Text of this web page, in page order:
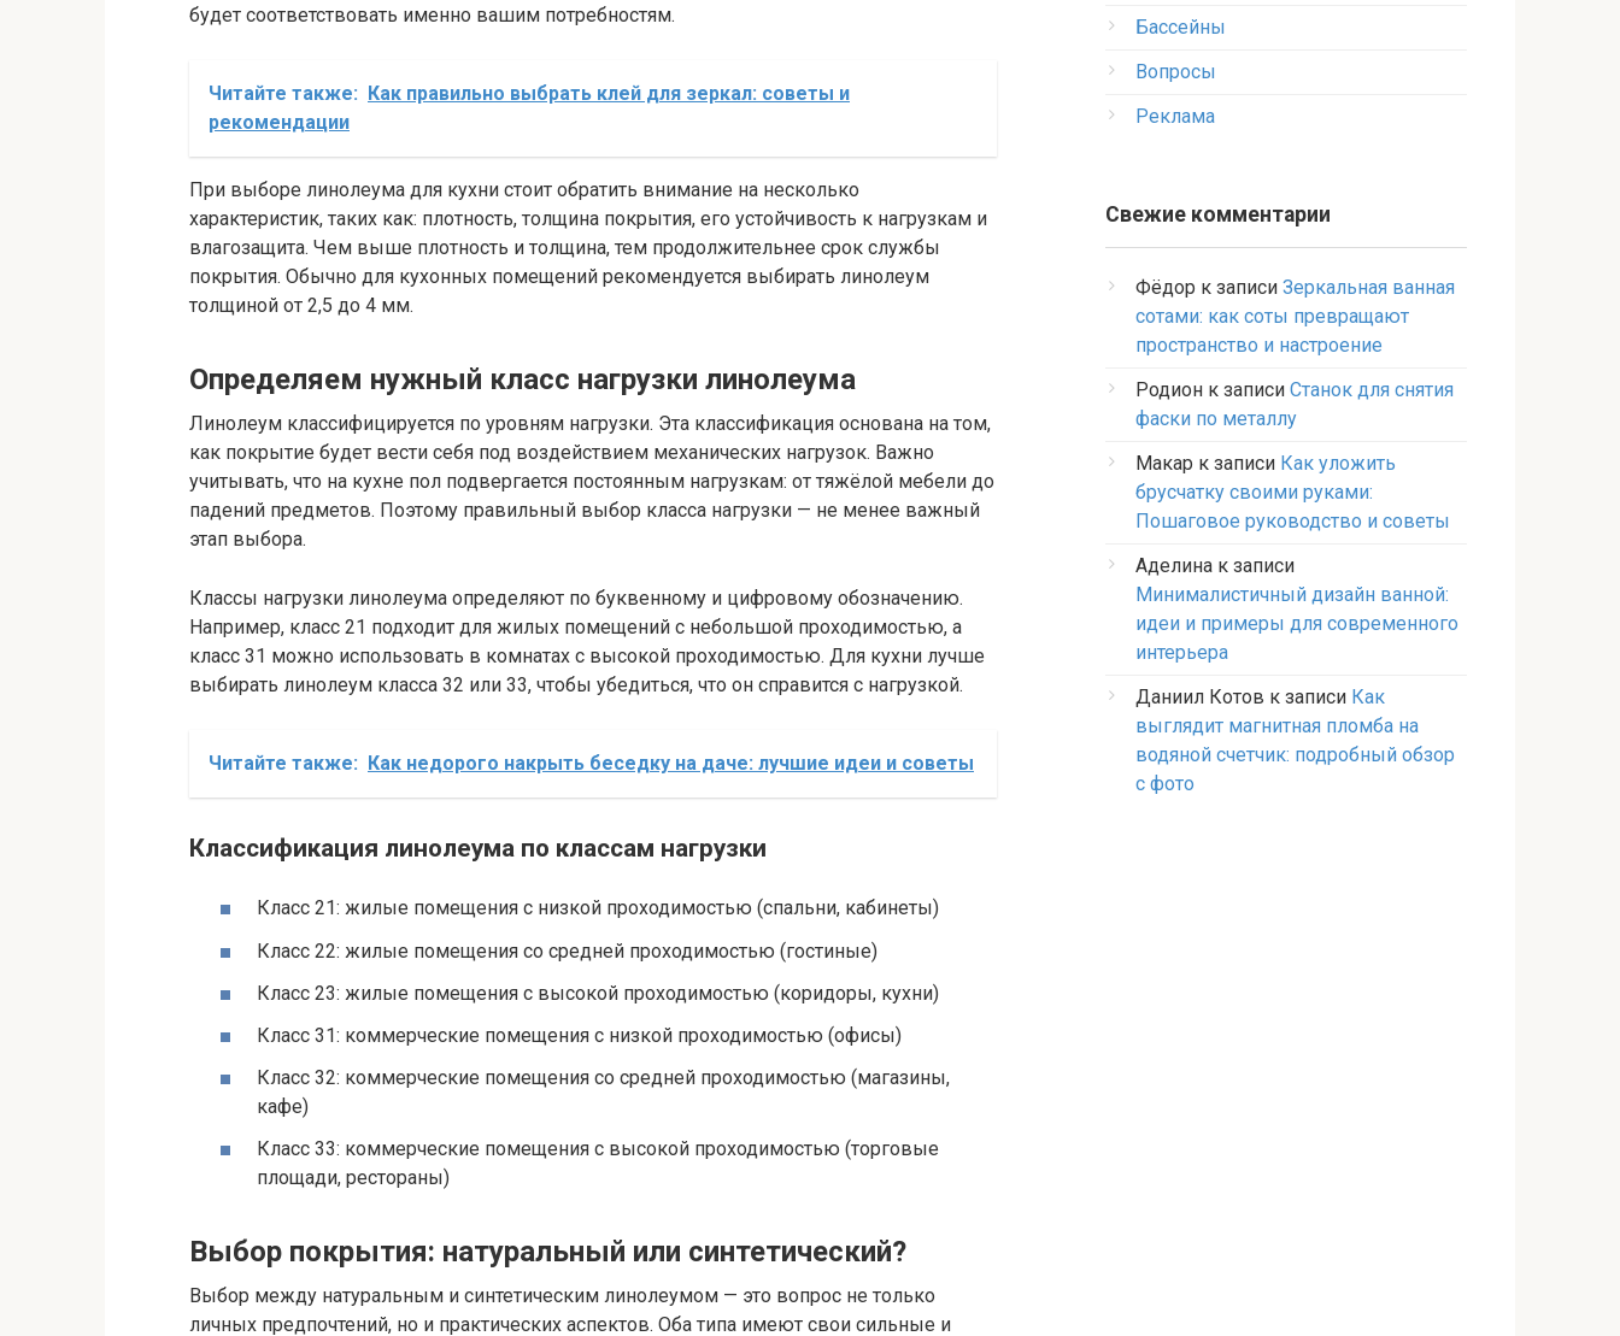
будет соответствовать именно вашим потребностям.
Читайте также: Как правильно выбрать клей для зеркал: советы и
рекомендации
При выборе линолеума для кухни стоит обратить внимание на несколько
характеристик, таких как: плотность, толщина покрытия, его устойчивость к нагрузкам и
влагозащита. Чем выше плотность и толщина, тем продолжительнее срок службы
покрытия. Обычно для кухонных помещений рекомендуется выбирать линолеум
толщиной от 2,5 до 4 мм.
Определяем нужный класс нагрузки линолеума
Линолеум классифицируется по уровням нагрузки. Эта классификация основана на том,
как покрытие будет вести себя под воздействием механических нагрузок. Важно
учитывать, что на кухне пол подвергается постоянным нагрузкам: от тяжёлой мебели до
падений предметов. Поэтому правильный выбор класса нагрузки — не менее важный
этап выбора.
Классы нагрузки линолеума определяют по буквенному и цифровому обозначению.
Например, класс 21 подходит для жилых помещений с небольшой проходимостью, а
класс 31 можно использовать в комнатах с высокой проходимостью. Для кухни лучше
выбирать линолеум класса 32 или 33, чтобы убедиться, что он справится с нагрузкой.
Читайте также: Как недорого накрыть беседку на даче: лучшие идеи и советы
Классификация линолеума по классам нагрузки
Класс 21: жилые помещения с низкой проходимостью (спальни, кабинеты)
Класс 22: жилые помещения со средней проходимостью (гостиные)
Класс 23: жилые помещения с высокой проходимостью (коридоры, кухни)
Класс 31: коммерческие помещения с низкой проходимостью (офисы)
Класс 32: коммерческие помещения со средней проходимостью (магазины,
кафе)
Класс 33: коммерческие помещения с высокой проходимостью (торговые
площади, рестораны)
Выбор покрытия: натуральный или синтетический?
Выбор между натуральным и синтетическим линолеумом — это вопрос не только
личных предпочтений, но и практических аспектов. Оба типа имеют свои сильные и
Бассейны
Вопросы
Реклама
Свежие комментарии
Фёдор к записи Зеркальная ванная
сотами: как соты превращают
пространство и настроение
Родион к записи Станок для снятия
фаски по металлу
Макар к записи Как уложить
брусчатку своими руками:
Пошаговое руководство и советы
Аделина к записи
Минималистичный дизайн ванной:
идеи и примеры для современного
интерьера
Даниил Котов к записи Как
выглядит магнитная пломба на
водяной счетчик: подробный обзор
с фото